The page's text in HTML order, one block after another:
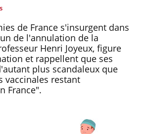
de France s'insurgent dans
de l'annulation de la
Henri Joyeux, figure
et rappellent que ses
plus scandaleux que
vaccinales restant
France".